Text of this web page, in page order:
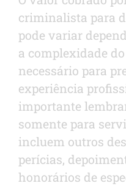
criminalista para
pode variar
a complexidade
necessário para
experiência
importante
somente para
incluem outros
perícias,
honorários de